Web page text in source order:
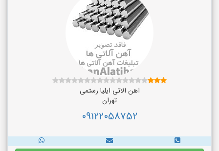
اهن الاتی ایلیا رستمی
تهران
09122058752